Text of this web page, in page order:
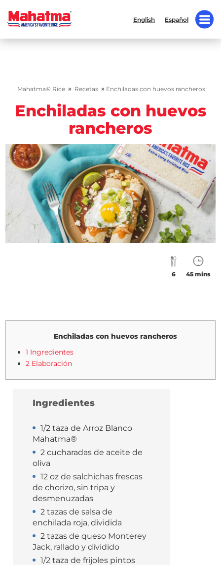
English Español
Mahatma® Rice » Recetas » Enchiladas con huevos rancheros
Enchiladas con huevos
rancheros
6 45 mins
Enchiladas con huevos rancheros
1 Ingredientes
2 Elaboración
Ingredientes
1/2 taza de Arroz Blanco
Mahatma®
2 cucharadas de aceite de
oliva
12 oz de salchichas frescas
de chorizo, sin tripa y
desmenuzadas
2 tazas de salsa de
enchilada roja, dividida
2 tazas de queso Monterey
Jack, rallado y dividido
1/2 taza de frijoles pintos